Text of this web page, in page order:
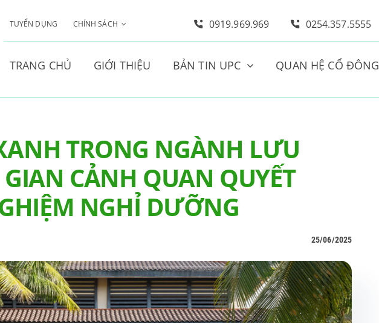
TUYỂN DỤNG CHÍNH SÁCH 0919.969.969 0254.357.5555
TRANG CHỦ GIỚI THIỆU BẢN TIN UPC QUAN HỆ CỔ ĐÔNG
TRONG NGÀNH LƯU
CẢNH QUAN QUYẾT
NGHỈ DƯỠNG
25/06/2025